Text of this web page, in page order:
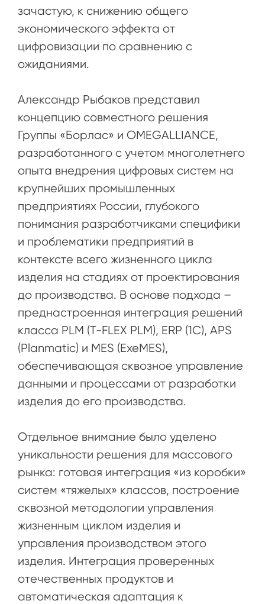
зачастую, к снижению общего
экономического эффекта от
цифровизации по сравнению с
ожиданиями.
Александр Рыбаков представил
концепцию совместного решения
Группы «Борлас» и OMEGALLIANCE,
разработанного с учетом многолетнего
опыта внедрения цифровых систем на
крупнейших промышленных
предприятиях России, глубокого
понимания разработчиками специфики
и проблематики предприятий в
контексте всего жизненного цикла
изделия на стадиях от проектирования
до производства. В основе подхода –
преднастроенная интеграция решений
класса PLM (T-FLEX PLM), ERP (1С), APS
(Planmatic) и MES (ExeMES),
обеспечивающая сквозное управление
данными и процессами от разработки
изделия до его производства.
Отдельное внимание было уделено
уникальности решения для массового
рынка: готовая интеграция «из коробки»
систем «тяжелых» классов, построение
сквозной методологии управления
жизненным циклом изделия и
управления производством этого
изделия. Интеграция проверенных
отечественных продуктов и
автоматическая адаптация к